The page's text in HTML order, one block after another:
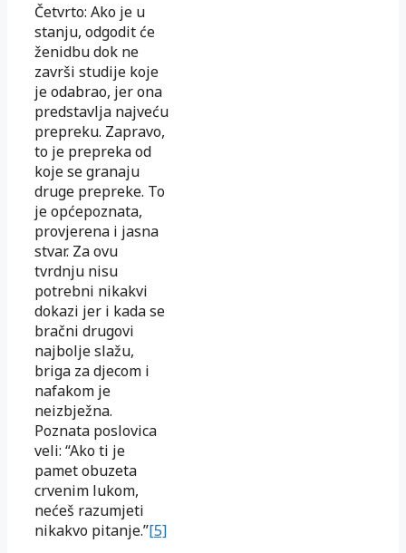
Četvrto: Ako je u
stanju, odgodit će
ženidbu dok ne
završi studije koje
je odabrao, jer ona
predstavlja najveću
prepreku. Zapravo,
to je prepreka od
koje se granaju
druge prepreke. To
je općepoznata,
provjerena i jasna
stvar. Za ovu
tvrdnju nisu
potrebni nikakvi
dokazi jer i kada se
bračni drugovi
najbolje slažu,
briga za djecom i
nafakom je
neizbježna.
Poznata poslovica
veli: “Ako ti je
pamet obuzeta
crvenim lukom,
nećeš razumjeti
nikakvo pitanje.”[5]